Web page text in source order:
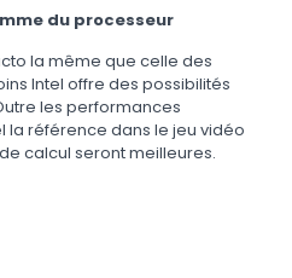
du processeur
la même que celle des
Intel offre des possibilités
les performances
la référence dans le jeu vidéo
calcul seront meilleures.